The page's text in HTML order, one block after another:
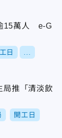
15萬人 e-G
日
局推「清淡飲
開工日